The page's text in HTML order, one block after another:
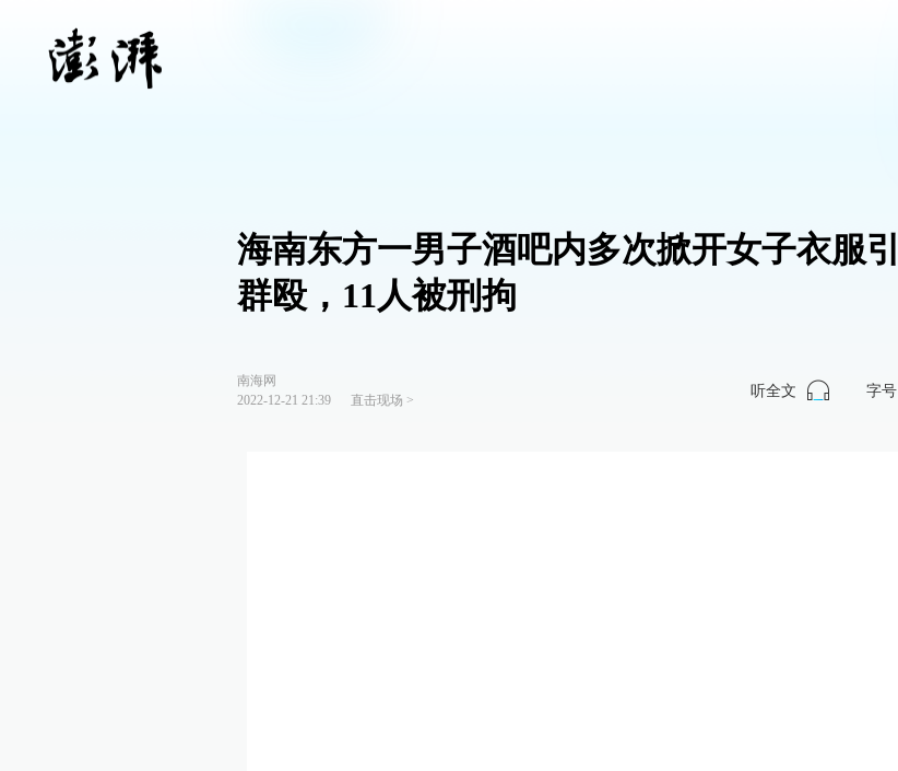
海南东方一男子酒吧内多次掀开女子衣服引
群殴，11人被刑拘
南海网
2022-12-21 21:39
直击现场 >
听全文 字号